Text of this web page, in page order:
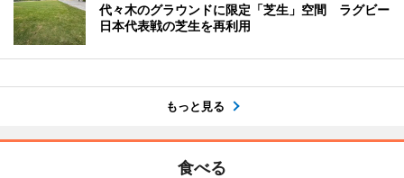
代々木のグラウンドに限定「芝生」空間 ラグビー
日本代表戦の芝生を再利用
もっと見る
食べる